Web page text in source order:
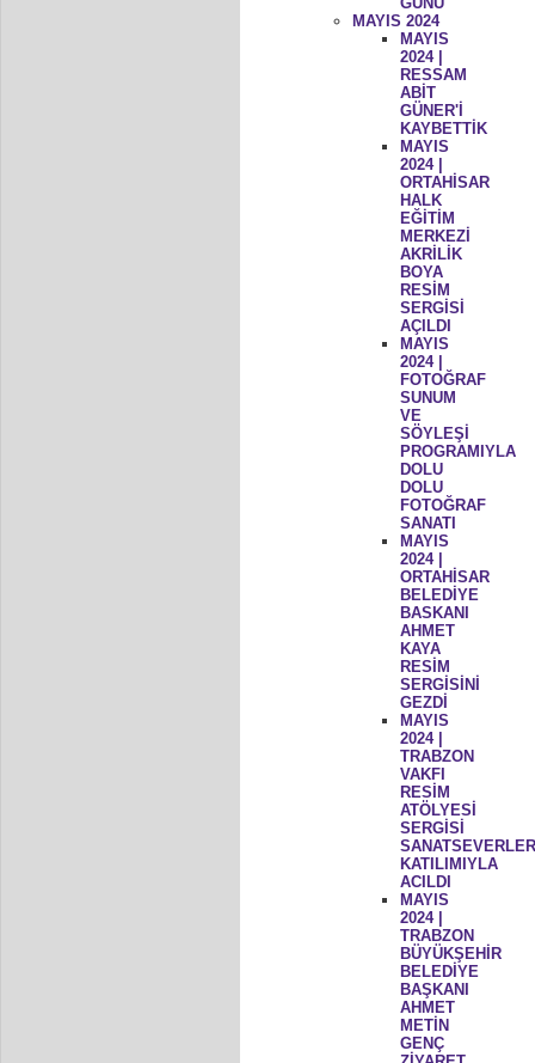
MAYIS 2024
MAYIS
2024 |
RESSAM
ABİT
GÜNER'İ
KAYBETTİK
MAYIS
2024 |
ORTAHİSAR
HALK
EĞİTİM
MERKEZİ
AKRİLİK
BOYA
RESİM
SERGİSİ
AÇILDI
MAYIS
2024 |
FOTOĞRAF
SUNUM
VE
SÖYLEŞİ
PROGRAMIYLA
DOLU
DOLU
FOTOĞRAF
SANATI
MAYIS
2024 |
ORTAHİSAR
BELEDİYE
BASKANI
AHMET
KAYA
RESİM
SERGİSİNİ
GEZDİ
MAYIS
2024 |
TRABZON
VAKFI
RESİM
ATÖLYESİ
SERGİSİ
KATILIMIYLA
ACILDI
MAYIS
2024 |
TRABZON
BÜYÜKŞEHİR
BELEDİYE
BAŞKANI
AHMET
METİN
GENÇ